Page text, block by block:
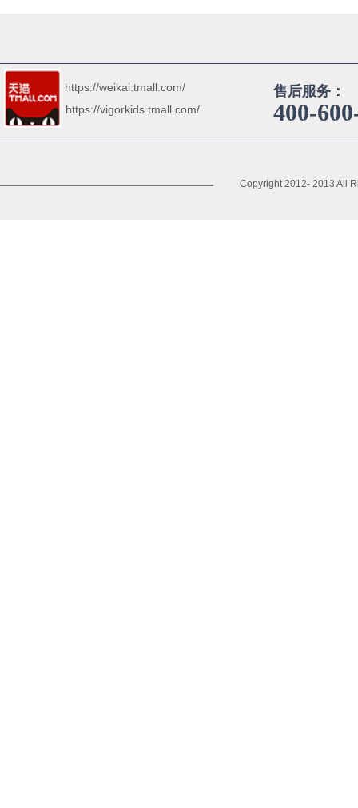
https://weikai.tmall.com/ 售后服务：
400-
Copyright 2012- 2013 All
https://vigorkids.tmall.com/